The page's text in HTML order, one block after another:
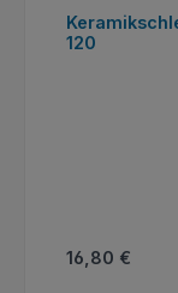
120
Regulärer
16,80 €